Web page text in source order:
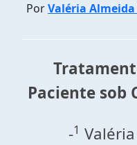
PorValéria
Paciente sob
-1